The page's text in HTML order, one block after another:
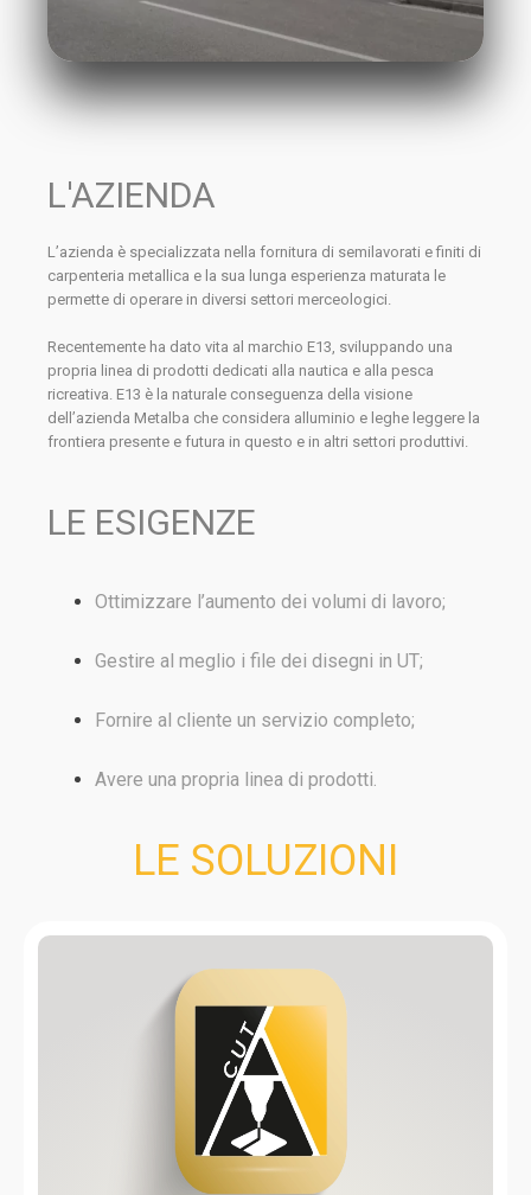
L'AZIENDA
L’azienda è specializzata nella fornitura di semilavorati e finiti di
carpenteria metallica e la sua lunga esperienza maturata le
permette di operare in diversi settori merceologici.
Recentemente ha dato vita al marchio E13, sviluppando una
propria linea di prodotti dedicati alla nautica e alla pesca
ricreativa. E13 è la naturale conseguenza della visione
dell’azienda Metalba che considera alluminio e leghe leggere la
frontiera presente e futura in questo e in altri settori produttivi.
LE ESIGENZE
Ottimizzare l’aumento dei volumi di lavoro;
Gestire al meglio i file dei disegni in UT;
Fornire al cliente un servizio completo;
Avere una propria linea di prodotti.
LE SOLUZIONI